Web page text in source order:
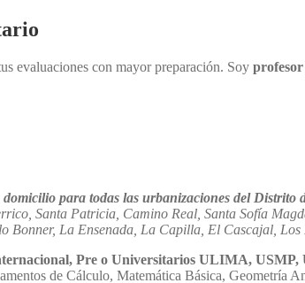
evaluaciones con mayor preparación. Soy
para todas las urbanizaciones del Distrito
Santa Patricia, Camino Real, Santa Sofía
Bonner, La Ensenada, La Capilla, El Cascajal, Los
Pre o Universitarios ULIMA,
de Cálculo, Matemática Básica,